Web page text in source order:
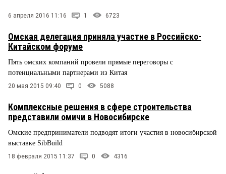
6 апреля 2016 11:16 1 6723
Омская делегация приняла участие в Российско-
Китайском форуме
Пять омских компаний провели прямые переговоры с
потенциальными партнерами из Китая
20 мая 2015 09:40 0 5088
Комплексные решения в сфере строительства
представили омичи в Новосибирске
Омские предприниматели подводят итоги участия в новосибирской
выставке SibBuild
18 февраля 2015 11:37 0 4316